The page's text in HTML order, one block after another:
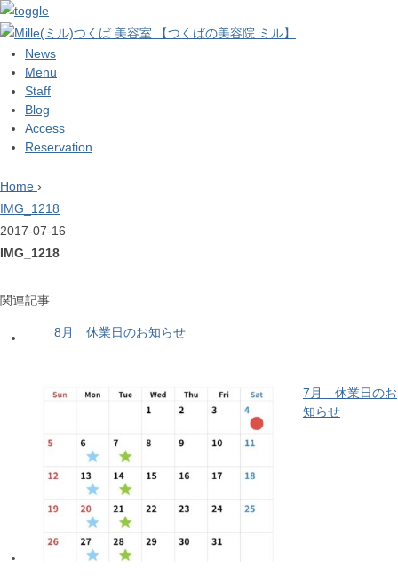
News
Menu
Staff
Blog
Access
Reservation
Home ›
IMG_1218
2017-07-16
IMG_1218
関連記事
8月 休業日のお知らせ
7月 休業日のお
知らせ